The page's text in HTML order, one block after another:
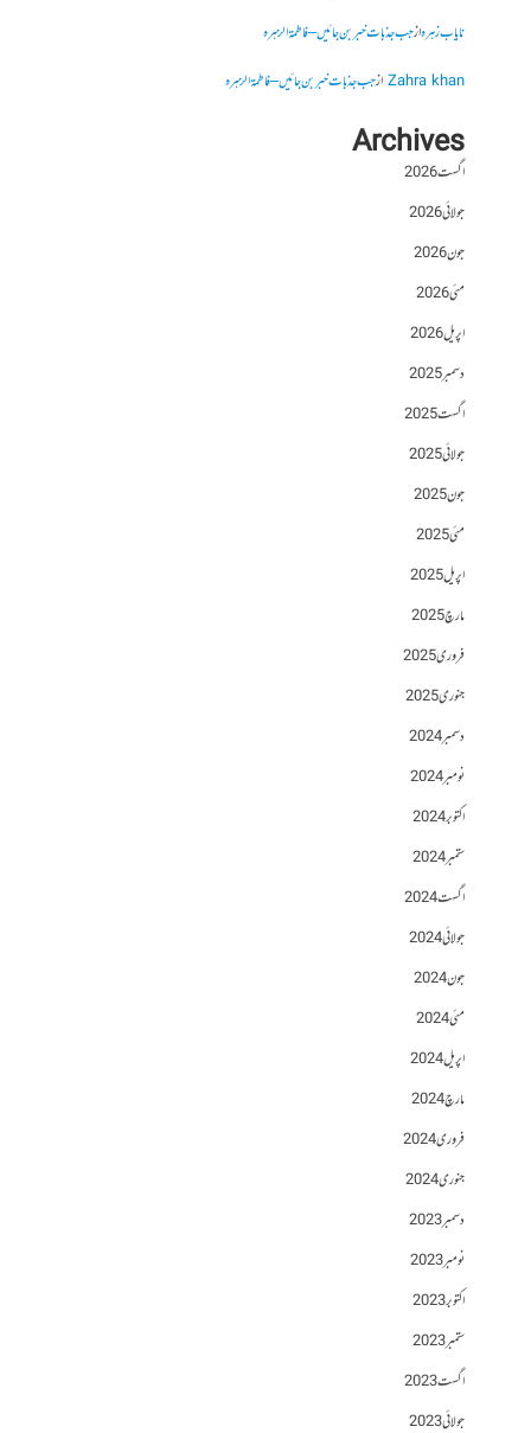
نایاب زہرہازجب جذبات خبر بن جائیں – فاطمۃالزہرہ
Zahra khanازجب جذبات خبر بن جائیں – فاطمۃالزہرہ
Archives
اگست 2026
جولائی 2026
جون 2026
مئی 2026
اپریل 2026
دسمبر 2025
اگست 2025
جولائی 2025
جون 2025
مئی 2025
اپریل 2025
مارچ 2025
فروری 2025
جنوری 2025
دسمبر 2024
نومبر 2024
اکتوبر 2024
ستمبر 2024
اگست 2024
جولائی 2024
جون 2024
مئی 2024
اپریل 2024
مارچ 2024
فروری 2024
جنوری 2024
دسمبر 2023
نومبر 2023
اکتوبر 2023
ستمبر 2023
اگست 2023
جولائی 2023